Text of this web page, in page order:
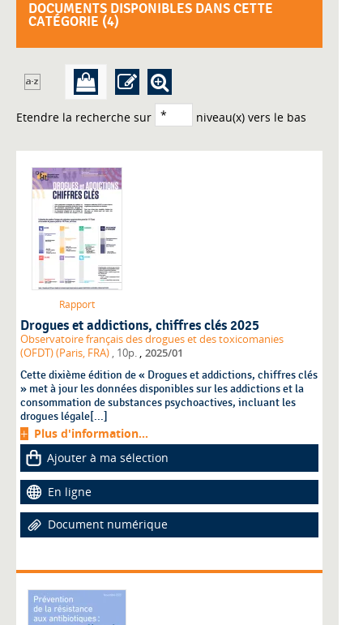
DOCUMENTS DISPONIBLES DANS CETTE
CATÉGORIE (4)
Etendre la recherche sur niveau(x) vers le bas
Rapport
Drogues et addictions, chiffres clés 2025
Observatoire français des drogues et des toxicomanies
(OFDT) (Paris, FRA) , 10p. , 2025/01
Cette dixième édition de « Drogues et addictions, chiffres clés
» met à jour les données disponibles sur les addictions et la
consommation de substances psychoactives, incluant les
drogues légale[...]
Plus d'information...
Ajouter à ma sélection
En ligne
Document numérique